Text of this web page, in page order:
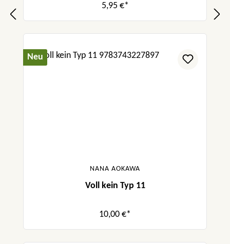
5,95 €*
Neu
NANA AOKAWA
Voll kein Typ 11
10,00 €*